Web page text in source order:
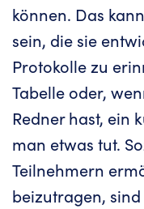
können. Das
sein, die sie
Protokolle zu
Tabelle oder,
Redner hast, ein
man etwas tut.
Teilnehmern
beizutragen,